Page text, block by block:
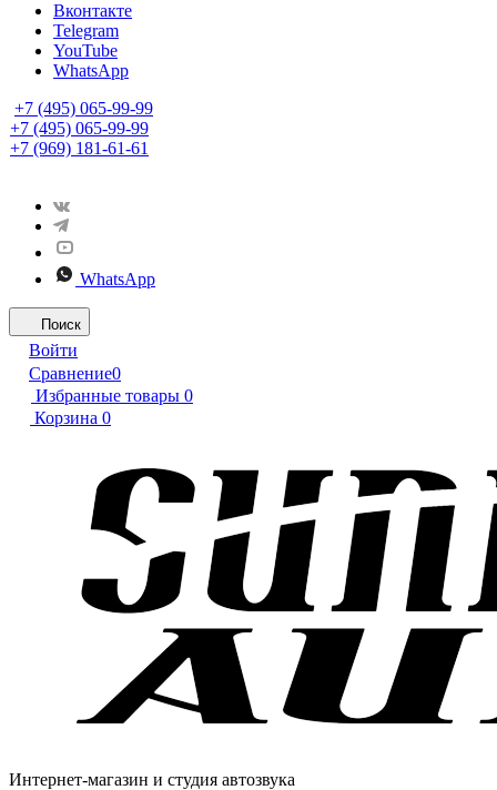
Вконтакте
Telegram
YouTube
WhatsApp
+7 (495) 065-99-99
+7 (495) 065-99-99
+7 (969) 181-61-61
WhatsApp
Поиск
Войти
Сравнение0
Избранные товары 0
Корзина 0
Интернет-магазин и студия автозвука